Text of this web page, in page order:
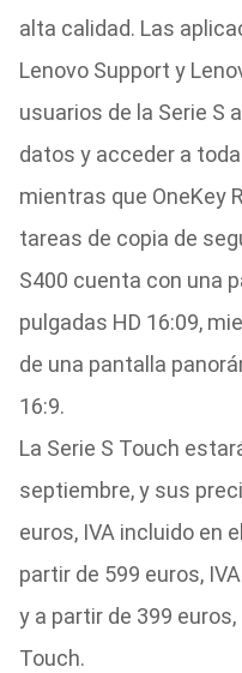
alta calidad. Las
Lenovo Support y
usuarios de la Serie S
datos y acceder a
mientras que OneKey
tareas de copia de
S400 cuenta con una
pulgadas HD 16:09,
de una pantalla
16:9.
La Serie S Touch
septiembre, y sus
euros, IVA incluido en
partir de 599 euros,
y a partir de 399
Touch.